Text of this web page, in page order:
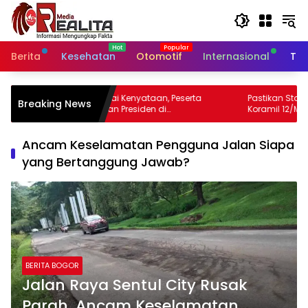
Langsung
konten
Berita
Kesehatan Otomotif Internasional
Breaking News
Peserta
Presiden di
Nusantara
Pastikan Stabilitas Harga, Babinsa
Koramil 12/Manisrenggo Pantau Harga
Sembako Di Pasar Klewer
Ancam Keselamatan Pengguna Jalan Siapa
yang Bertanggung Jawab?
BERITA BOGOR
Jalan Raya Sentul City Rusak